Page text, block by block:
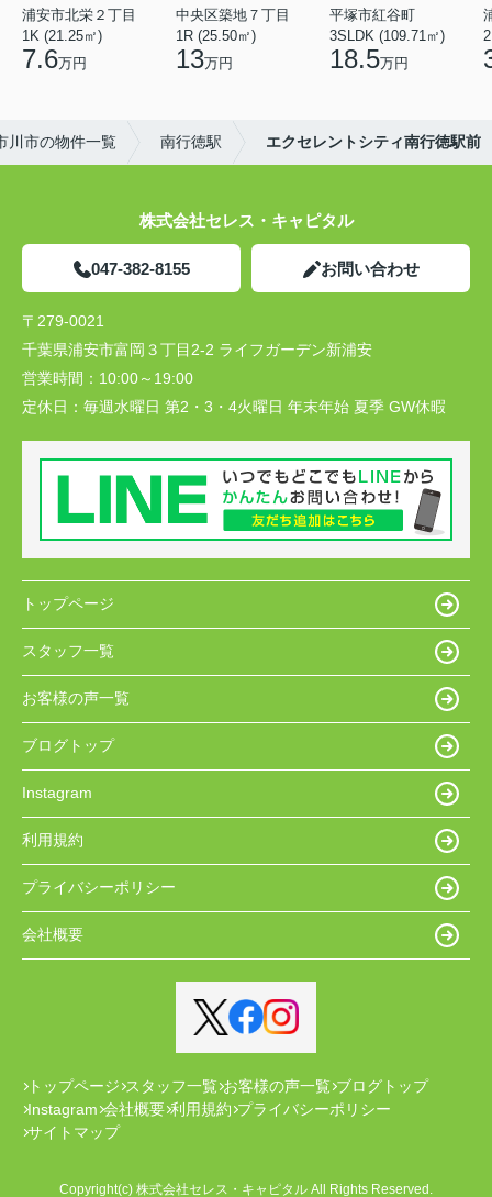
浦安市北栄２丁目
1K (21.25㎡)
7.6万円
中央区築地７丁目
1R (25.50㎡)
13万円
平塚市紅谷町
3SLDK (109.71㎡)
18.5万円
川市の物件一覧 南行徳駅 エクセレントシティ南行徳駅前
株式会社セレス・キャピタル
047-382-8155 お問い合わせ
〒279-0021
千葉県浦安市富岡３丁目2-2 ライフガーデン新浦安
営業時間： 10:00～19:00
定休日： 毎週水曜日 第2・3・4火曜日 年末年始 夏季 GW休暇
トップページ
スタッフ一覧
お客様の声一覧
ブログトップ
Instagram
利用規約
プライバシーポリシー
会社概要
トップページ スタッフ一覧 お客様の声一覧 ブログトップ
Instagram 会社概要 利用規約 プライバシーポリシー
サイトマップ
Copyright(c) 株式会社セレス・キャピタル All Rights Reserved.